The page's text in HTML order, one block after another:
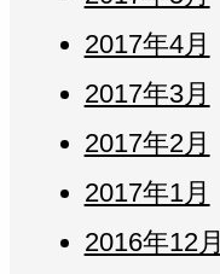
2017年4月
2017年3月
2017年2月
2017年1月
2016年12月